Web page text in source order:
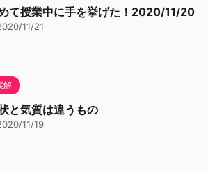
て授業中に手を挙げた！2020/11/20
11/21
解
と気質は違うもの
11/19